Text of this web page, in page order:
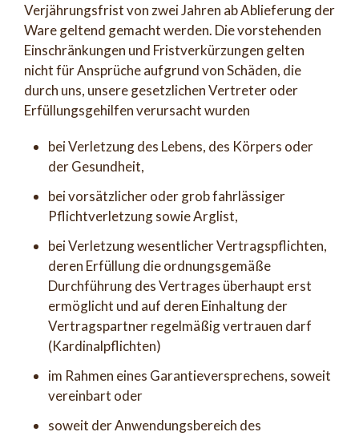
Verjährungsfrist von zwei Jahren ab Ablieferung der
Ware geltend gemacht werden. Die vorstehenden
Einschränkungen und Fristverkürzungen gelten
nicht für Ansprüche aufgrund von Schäden, die
durch uns, unsere gesetzlichen Vertreter oder
Erfüllungsgehilfen verursacht wurden
bei Verletzung des Lebens, des Körpers oder
der Gesundheit,
bei vorsätzlicher oder grob fahrlässiger
Pflichtverletzung sowie Arglist,
bei Verletzung wesentlicher Vertragspflichten,
deren Erfüllung die ordnungsgemäße
Durchführung des Vertrages überhaupt erst
ermöglicht und auf deren Einhaltung der
Vertragspartner regelmäßig vertrauen darf
(Kardinalpflichten)
im Rahmen eines Garantieversprechens, soweit
vereinbart oder
soweit der Anwendungsbereich des